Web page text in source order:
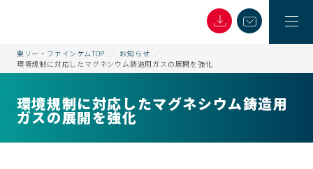
東ソー・ファインケムTOP
お知らせ
環境規制に対応したマグネシウム鋳造用ガスの展開を強化
環境規制に対応したマグネシウム鋳造用
ガスの展開を強化